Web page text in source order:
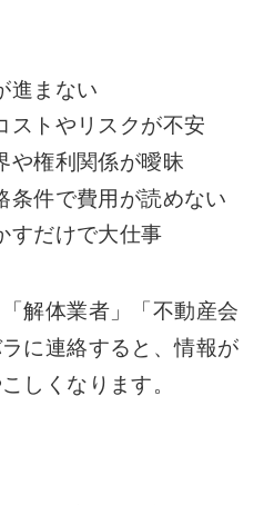
進まない
ストやリスクが不安
や権利関係が曖昧
条件で費用が読めない
すだけで大仕事
解体業者」「不動産会
に連絡すると、情報が
しくなります。